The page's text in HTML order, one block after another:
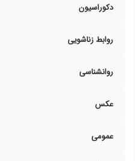
دکوراسیون
روابط زناشویی
روانشناسی
عکس
عمومی